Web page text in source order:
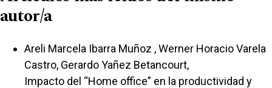
autor/a
Areli Marcela Ibarra Muñoz , Werner Horacio Varela
Castro, Gerardo Yañez Betancourt,
Impacto del “Home office” en la productividad y